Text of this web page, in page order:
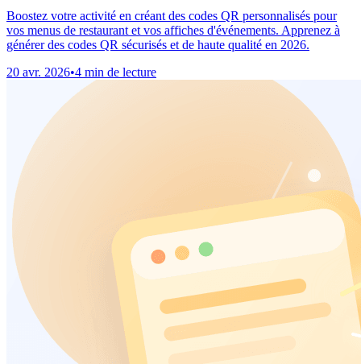
Boostez votre activité en créant des codes QR personnalisés pour
vos menus de restaurant et vos affiches d'événements. Apprenez à
générer des codes QR sécurisés et de haute qualité en 2026.
20 avr. 2026•4 min de lecture